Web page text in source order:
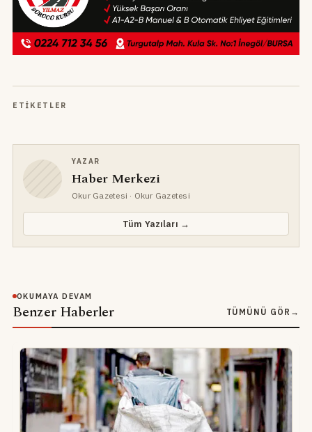
ETIKETLER
YAZAR
Haber Merkezi
Okur Gazetesi · Okur Gazetesi
Tüm Yazıları →
OKUMAYA DEVAM
Benzer Haberler TÜMÜNÜ GÖR →